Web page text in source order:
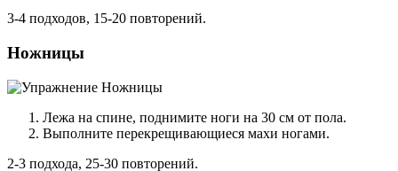
3-4 подходов, 15-20 повторений.
Ножницы
Лежа на спине, поднимите ноги на 30 см от пола.
Выполните перекрещивающиеся махи ногами.
2-3 подхода, 25-30 повторений.